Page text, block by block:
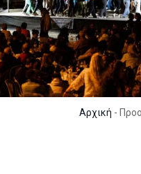
Αρχική -